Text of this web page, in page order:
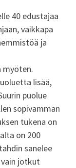
40 edustajaa
vaikkapa
ja
myöten.
lisää,
puolue
sopivamman
tukena on
on 200
sanelee
vain jotkut